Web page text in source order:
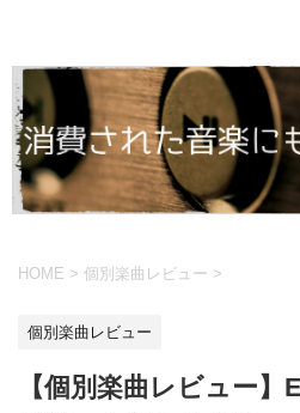
HOME > 個別楽曲レビュー >
個別楽曲レビュー
【個別楽曲レビュー